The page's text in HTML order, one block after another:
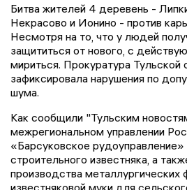
Битва жителей 4 деревень -
Некрасово и Ионино - против
Несмотря на то, что у людей
защититься от нового, с
мириться. Прокуратура Тульской
зафиксировала нарушения по
шума.
Как сообщили "Тульским
межрегиональном управлении
«Барсуковское
строительного известняка, а
производства металлургических
известняковой муки для